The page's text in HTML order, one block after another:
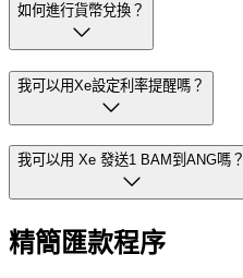
如何進行貨幣兌換？
我可以用Xe設定利率提醒嗎？
我可以用 Xe 發送1 BAM到ANG嗎？
精簡匯款程序